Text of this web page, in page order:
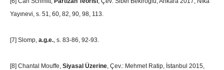
Yayınevi, s. 51, 60, 82, 90, 98, 113.
[7] Slomp, a.g.e., s. 83-86, 92-93.
[8] Chantal Mouffe, Siyasal Üzerine, Çev.: Mehmet Ratip, İstanbul 2015,